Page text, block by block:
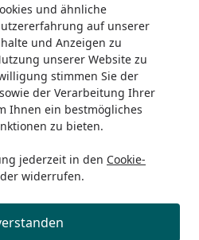
und ähnliche
auf unserer
und Anzeigen zu
unserer Website zu
stimmen Sie der
der Verarbeitung Ihrer
Ihnen ein bestmögliches
zu bieten.
jederzeit in den Cookie-
widerrufen.
Ximax Carport Linea Typ 60 495
Typ 60 495 x